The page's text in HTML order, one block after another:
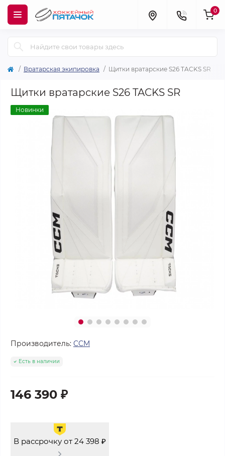
0
Вратарская экипировка Щитки вратарские S26 TACKS SR
Щитки вратарские S26 TACKS SR
Новинки
Производитель: CCM
Есть в наличии
146 390 ₽
В рассрочку от 24 398 ₽